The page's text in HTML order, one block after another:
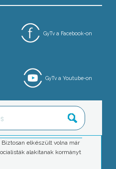
GyTv a Facebook-on
GyTv a Youtube-on
Biztosan elkészült volna már
alakítanak kormányt